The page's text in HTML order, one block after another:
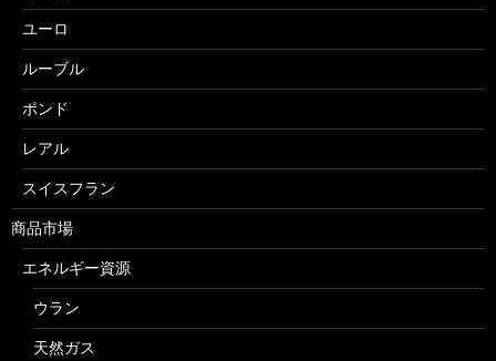
ユーロ
ルーブル
ポンド
レアル
スイスフラン
商品市場
エネルギー資源
ウラン
天然ガス